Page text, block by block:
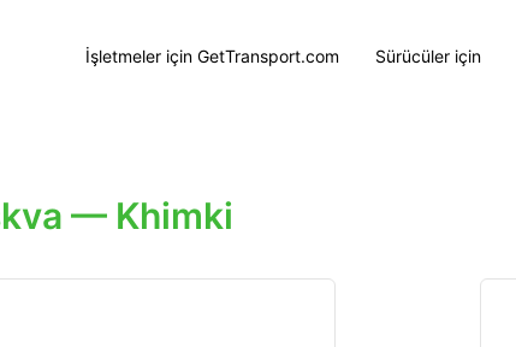
İşletmeler için GetTransport.com Sürücüler için
— Khimki